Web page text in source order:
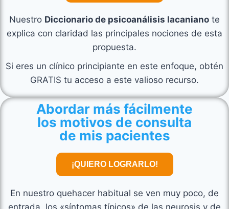
Nuestro Diccionario de psicoanálisis lacaniano te
explica con claridad las principales nociones de esta
propuesta.
Si eres un clínico principiante en este enfoque, obtén
GRATIS tu acceso a este valioso recurso.
Abordar más fácilmente
los motivos de consulta
de mis pacientes
¡QUIERO LOGRARLO!
En nuestro quehacer habitual se ven muy poco, de
entrada, los «síntomas típicos» de las neurosis y de